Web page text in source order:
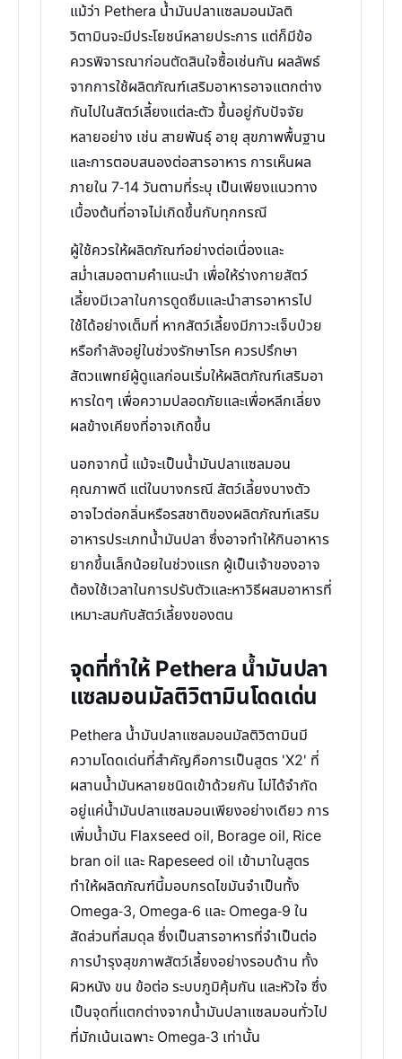
แม้ว่า Pethera น้ำมันปลาแซลมอนมัลติ
วิตามินจะมีประโยชน์หลายประการ แต่ก็มีข้อ
ควรพิจารณาก่อนตัดสินใจซื้อเช่นกัน ผลลัพธ์
จากการใช้ผลิตภัณฑ์เสริมอาหารอาจแตกต่าง
กันไปในสัตว์เลี้ยงแต่ละตัว ขึ้นอยู่กับปัจจัย
หลายอย่าง เช่น สายพันธุ์ อายุ สุขภาพพื้นฐาน
และการตอบสนองต่อสารอาหาร การเห็นผล
ภายใน 7-14 วันตามที่ระบุ เป็นเพียงแนวทาง
เบื้องต้นที่อาจไม่เกิดขึ้นกับทุกกรณี
ผู้ใช้ควรให้ผลิตภัณฑ์อย่างต่อเนื่องและ
สม่ำเสมอตามคำแนะนำ เพื่อให้ร่างกายสัตว์
เลี้ยงมีเวลาในการดูดซึมและนำสารอาหารไป
ใช้ได้อย่างเต็มที่ หากสัตว์เลี้ยงมีภาวะเจ็บป่วย
หรือกำลังอยู่ในช่วงรักษาโรค ควรปรึกษา
สัตวแพทย์ผู้ดูแลก่อนเริ่มให้ผลิตภัณฑ์เสริมอา
หารใดๆ เพื่อความปลอดภัยและเพื่อหลีกเลี่ยง
ผลข้างเคียงที่อาจเกิดขึ้น
นอกจากนี้ แม้จะเป็นน้ำมันปลาแซลมอน
คุณภาพดี แต่ในบางกรณี สัตว์เลี้ยงบางตัว
อาจไวต่อกลิ่นหรือรสชาติของผลิตภัณฑ์เสริม
อาหารประเภทน้ำมันปลา ซึ่งอาจทำให้กินอาหาร
ยากขึ้นเล็กน้อยในช่วงแรก ผู้เป็นเจ้าของอาจ
ต้องใช้เวลาในการปรับตัวและหาวิธีผสมอาหารที่
เหมาะสมกับสัตว์เลี้ยงของตน
จุดที่ทำให้ Pethera น้ำมันปลา
แซลมอนมัลติวิตามินโดดเด่น
Pethera น้ำมันปลาแซลมอนมัลติวิตามินมี
ความโดดเด่นที่สำคัญคือการเป็นสูตร 'X2' ที่
ผสานน้ำมันหลายชนิดเข้าด้วยกัน ไม่ได้จำกัด
อยู่แค่น้ำมันปลาแซลมอนเพียงอย่างเดียว การ
เพิ่มน้ำมัน Flaxseed oil, Borage oil, Rice
bran oil และ Rapeseed oil เข้ามาในสูตร
ทำให้ผลิตภัณฑ์นี้มอบกรดไขมันจำเป็นทั้ง
Omega-3, Omega-6 และ Omega-9 ใน
สัดส่วนที่สมดุล ซึ่งเป็นสารอาหารที่จำเป็นต่อ
การบำรุงสุขภาพสัตว์เลี้ยงอย่างรอบด้าน ทั้ง
ผิวหนัง ขน ข้อต่อ ระบบภูมิคุ้มกัน และหัวใจ ซึ่ง
เป็นจุดที่แตกต่างจากน้ำมันปลาแซลมอนทั่วไป
ที่มักเน้นเฉพาะ Omega-3 เท่านั้น